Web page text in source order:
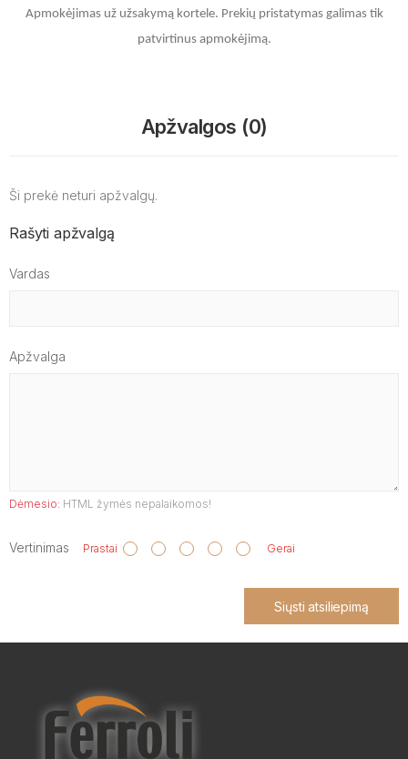
Apmokėjimas už užsakymą kortele. Prekių pristatymas galimas tik
patvirtinus apmokėjimą.
Apžvalgos (0)
Ši prekė neturi apžvalgų.
Rašyti apžvalgą
Vardas
Apžvalga
Dėmesio: HTML žymės nepalaikomos!
Vertinimas Prastai Gerai
Siųsti atsiliepimą